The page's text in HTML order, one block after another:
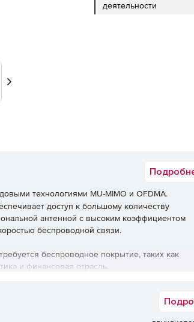
Вперед
деятельности
технологиями MU-MIMO и OFDMA.
доступ к большому количеству
антенной с высоким коэффициентом
беспроводной связи.
требуется беспроводное покрытие, таких как
и финансовая отрасль